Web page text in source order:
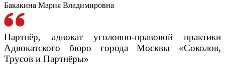
Бакакина Мария Владимировна
Партнёр, адвокат уголовно-правовой практики
Адвокатского бюро города Москвы «Соколов,
Трусов и Партнёры»